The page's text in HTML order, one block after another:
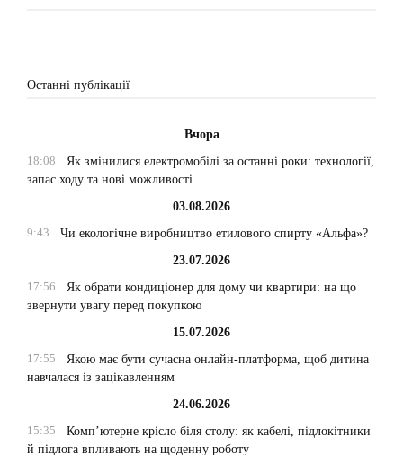
Останні публікації
Вчора
18:08
Як змінилися електромобілі за останні роки: технології,
запас ходу та нові можливості
03.08.2026
9:43
Чи екологічне виробництво етилового спирту «Альфа»?
23.07.2026
17:56
Як обрати кондиціонер для дому чи квартири: на що
звернути увагу перед покупкою
15.07.2026
17:55
Якою має бути сучасна онлайн-платформа, щоб дитина
навчалася із зацікавленням
24.06.2026
15:35
Комп’ютерне крісло біля столу: як кабелі, підлокітники
й підлога впливають на щоденну роботу